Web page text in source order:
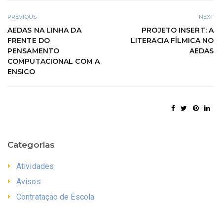
PREVIOUS
AEDAS NA LINHA DA
FRENTE DO
PENSAMENTO
COMPUTACIONAL COM A
ENSICO
NEXT
PROJETO INSERT: A
LITERACIA FÍLMICA NO
AEDAS
Categorias
Atividades
Avisos
Contratação de Escola